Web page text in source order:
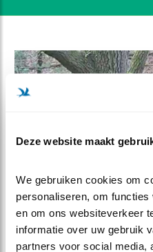
Deze website maakt
We gebruiken cookies om
personaliseren, om
en om ons websiteverkeer
informatie over uw gebruik
partners voor social media,
DEEL DIT